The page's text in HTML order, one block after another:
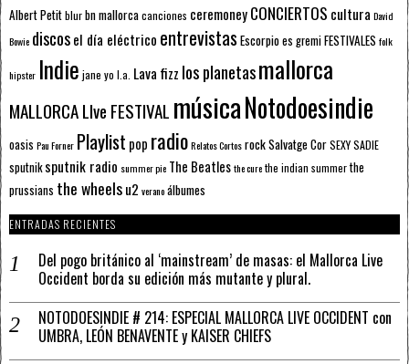
Albert Petitblurbn mallorcacanciones ceremoneyCONCIERTOS cultura David
Bowie discosel día eléctrico entrevistas Escorpioes gremiFESTIVALES folk
hipster Indie jane yo l.a. Lava fizz los planetasmallorca
MALLORCA LIve FESTIVAL músicaNotodoesindie
oasis Pau Forner Playlist pop radioRelatos CortosrockSalvatge CorSEXY SADIE
sputnik sputnik radio summer pie The Beatlesthe curethe indian summerthe
prussians the wheelsu2 veranoálbumes
ENTRADAS RECIENTES
Del pogo británico al ‘mainstream’ de masas: el Mallorca Live
Occident borda su edición más mutante y plural.
NOTODOESINDIE # 214: ESPECIAL MALLORCA LIVE OCCIDENT con
UMBRA, LEÓN BENAVENTE y KAISER CHIEFS